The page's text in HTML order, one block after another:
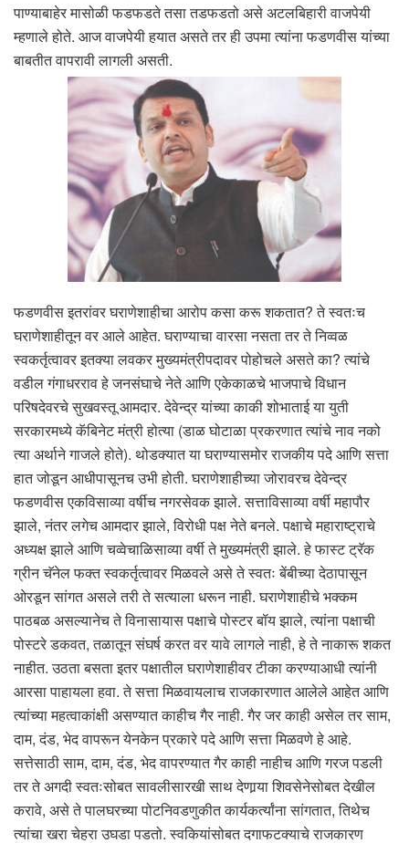
पाण्याबाहेर मासोळी फडफडते तसा तडफडतो असे अटलबिहारी वाजपेयी
म्हणाले होते. आज वाजपेयी हयात असते तर ही उपमा त्यांना फडणवीस यांच्या
बाबतीत वापरावी लागली असती.
फडणवीस इतरांवर घराणेशाहीचा आरोप कसा करू शकतात? ते स्वतःच
घराणेशाहीतून वर आले आहेत. घराण्याचा वारसा नसता तर ते निव्वळ
स्वकर्तृत्वावर इतक्या लवकर मुख्यमंत्रीपदावर पोहोचले असते का? त्यांचे
वडील गंगाधरराव हे जनसंघाचे नेते आणि एकेकाळचे भाजपाचे विधान
परिषदेवरचे सुखवस्तू आमदार. देवेन्द्र यांच्या काकी शोभाताई या युती
सरकारमध्ये कॅबिनेट मंत्री होत्या (डाळ घोटाळा प्रकरणात त्यांचे नाव नको
त्या अर्थाने गाजले होते). थोडक्यात या घराण्यासमोर राजकीय पदे आणि सत्ता
हात जोडून आधीपासूनच उभी होती. घराणेशाहीच्या जोरावरच देवेन्द्र
फडणवीस एकविसाव्या वर्षीच नगरसेवक झाले. सत्ताविसाव्या वर्षी महापौर
झाले, नंतर लगेच आमदार झाले, विरोधी पक्ष नेते बनले. पक्षाचे महाराष्ट्राचे
अध्यक्ष झाले आणि चव्वेचाळिसाव्या वर्षी ते मुख्यमंत्री झाले. हे फास्ट ट्रॅक
ग्रीन चॅनेल फक्त स्वकर्तृत्वावर मिळवले असे ते स्वतः बेंबीच्या देठापासून
ओरडून सांगत असले तरी ते सत्याला धरून नाही. घराणेशाहीचे भक्कम
पाठबळ असल्यानेच ते विनासायास पक्षाचे पोस्टर बॉय झाले, त्यांना पक्षाची
पोस्टरे डकवत, तळातून संघर्ष करत वर यावे लागले नाही, हे ते नाकारू शकत
नाहीत. उठता बसता इतर पक्षातील घराणेशाहीवर टीका करण्याआधी त्यांनी
आरसा पाहायला हवा. ते सत्ता मिळवायलाच राजकारणात आलेले आहेत आणि
त्यांच्या महत्वाकांक्षी असण्यात काहीच गैर नाही. गैर जर काही असेल तर साम,
दाम, दंड, भेद वापरून येनकेन प्रकारे पदे आणि सत्ता मिळवणे हे आहे.
सत्तेसाठी साम, दाम, दंड, भेद वापरण्यात गैर काही नाहीच आणि गरज पडली
तर ते अगदी स्वतःसोबत सावलीसारखी साथ देणार्‍या शिवसेनेसोबत देखील
करावे, असे ते पालघरच्या पोटनिवडणुकीत कार्यकर्त्यांना सांगतात, तिथेच
त्यांचा खरा चेहरा उघडा पडतो. स्वकियांसोबत दगाफटक्याचे राजकारण